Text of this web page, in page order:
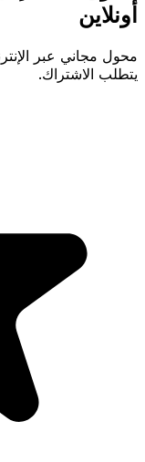
أونلاين
يتطلب الاشتراك.